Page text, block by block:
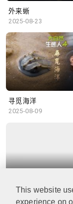
This website
experience on
外来蜥
2025-08-23
寻觅海洋
2025-08-09
2025-08-22